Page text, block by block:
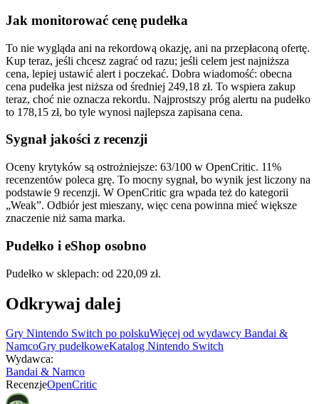
Jak monitorować cenę pudełka
To nie wygląda ani na rekordową okazję, ani na przepłaconą ofertę.
Kup teraz, jeśli chcesz zagrać od razu; jeśli celem jest najniższa
cena, lepiej ustawić alert i poczekać. Dobra wiadomość: obecna
cena pudełka jest niższa od średniej 249,18 zł. To wspiera zakup
teraz, choć nie oznacza rekordu. Najprostszy próg alertu na pudełko
to 178,15 zł, bo tyle wynosi najlepsza zapisana cena.
Sygnał jakości z recenzji
Oceny krytyków są ostrożniejsze: 63/100 w OpenCritic. 11%
recenzentów poleca grę. To mocny sygnał, bo wynik jest liczony na
podstawie 9 recenzji. W OpenCritic gra wpada też do kategorii
„Weak”. Odbiór jest mieszany, więc cena powinna mieć większe
znaczenie niż sama marka.
Pudełko i eShop osobno
Pudełko w sklepach: od 220,09 zł.
Odkrywaj dalej
Gry Nintendo Switch po polskuWięcej od wydawcy Bandai &
NamcoGry pudełkoweKatalog Nintendo Switch
Wydawca:
Bandai & Namco
RecenzjeOpenCritic